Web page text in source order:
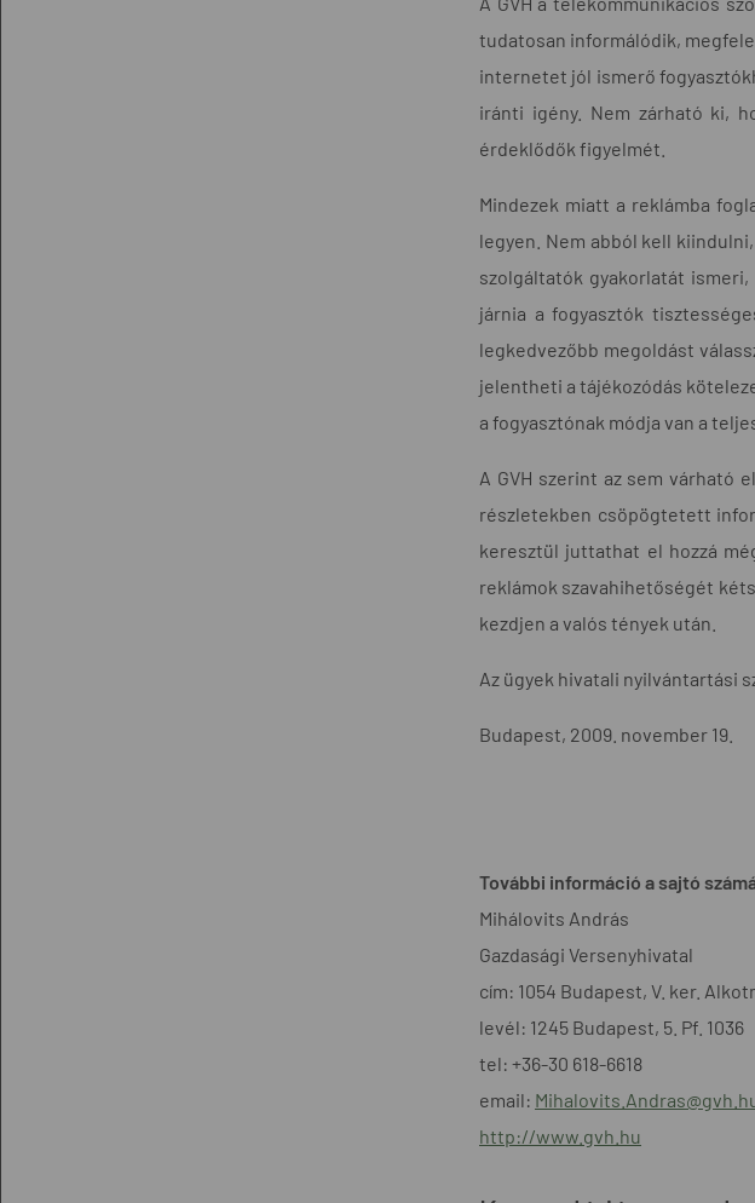
tudatosan informálódik,
internetet jól ismerő
iránti igény. Nem zárható ki,
érdeklődők figyelmét.
Mindezek miatt a reklámba
legyen. Nem abból kell
szolgáltatók gyakorlatát
járnia a fogyasztók
legkedvezőbb megoldást
jelentheti a tájékozódás
a fogyasztónak módja van a
A GVH szerint az sem várható
részletekben csöpögtetett
keresztül juttathat el hozzá
reklámok szavahihetőségét
kezdjen a valós tények után.
Az ügyek hivatali nyilvántartási
Budapest, 2009. november 19.
További információ a sajtó
Mihálovits András
Gazdasági Versenyhivatal
cím: 1054 Budapest, V. ker.
levél: 1245 Budapest, 5. Pf. 1036
tel: +36-30 618-6618
email:
http://www.gvh.hu